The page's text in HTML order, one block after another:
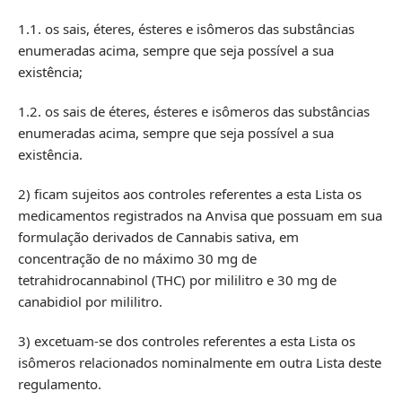
1.1. os sais, éteres, ésteres e isômeros das substâncias
enumeradas acima, sempre que seja possível a sua
existência;
1.2. os sais de éteres, ésteres e isômeros das substâncias
enumeradas acima, sempre que seja possível a sua
existência.
2) ficam sujeitos aos controles referentes a esta Lista os
medicamentos registrados na Anvisa que possuam em sua
formulação derivados de Cannabis sativa, em
concentração de no máximo 30 mg de
tetrahidrocannabinol (THC) por mililitro e 30 mg de
canabidiol por mililitro.
3) excetuam-se dos controles referentes a esta Lista os
isômeros relacionados nominalmente em outra Lista deste
regulamento.